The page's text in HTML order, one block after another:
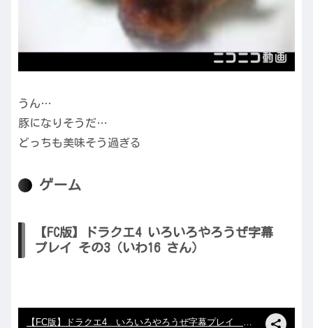
うん…
豚になりそうだ…
どっちも美味そう過ぎる
ゲーム
【FC版】ドラクエ4 いろいろやろうぜ字幕
プレイ その3（いわ16 さん）